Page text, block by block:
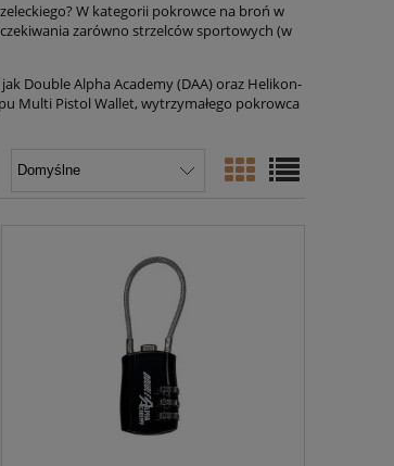
W kategorii pokrowce na broń w
zarówno strzelców sportowych (w
Double Alpha Academy (DAA) oraz Helikon-
Multi Pistol Wallet, wytrzymałego pokrowca